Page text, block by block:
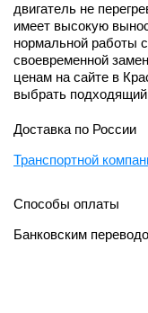
двигатель не
имеет высокую
нормальной работы
своевременной
ценам на сайте в
выбрать подходящий
Доставка по России
Транспортной
Способы оплаты
Банковским